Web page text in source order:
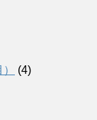
(4)